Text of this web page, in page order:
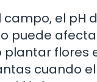
campo, el
puede
flores
cuando